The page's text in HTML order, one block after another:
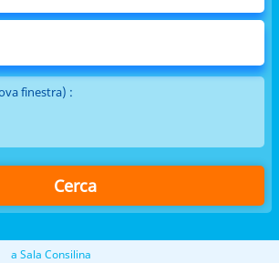
finestra) :
Cerca
a Sala Consilina